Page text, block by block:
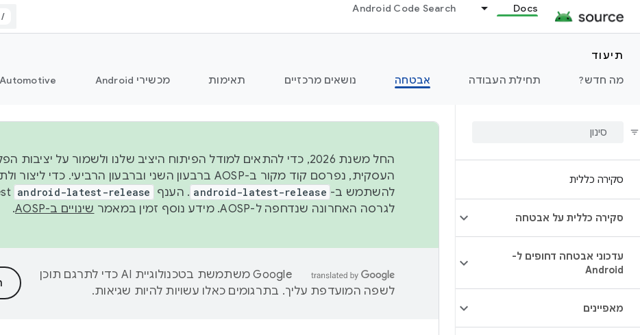
Docs
Android Code Search
/
תיעוד
מה חדש?
תחילת העבודה אבטחה נושאים מרכזיים תאימות מכשירי Android Automotive
סקירה כללית
סקירה כללית על אבטחה
עדכוני אבטחה דחופים ל-
Android
מאפיינים
החל משנת 2026, כדי להתאים למודל הפיתוח היציב שלנו ולשמור על
להשתמש ב- android-latest-release . הענף android-latest-release
לגרסה האחרונה שנדחפה ל-AOSP. מידע נוסף זמין במאמר
שינויים ב-AOSP .
‫Google משתמשת בטכנולוגיית AI כדי לתרגם תוכן
לשפה המועדפת עליך. בתרגומים כאלו עשויות להיות שגיאות.